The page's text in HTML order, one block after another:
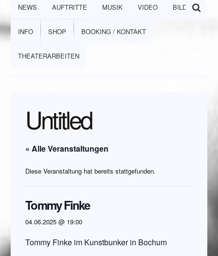
NEWS AUFTRITTE MUSIK VIDEO BILDER
INFO SHOP BOOKING / KONTAKT
THEATERARBEITEN
Untitled
« Alle Veranstaltungen
Diese Veranstaltung hat bereits stattgefunden.
Tommy Finke
04.06.2025 @ 19:00
Tommy Finke im Kunstbunker in Bochum